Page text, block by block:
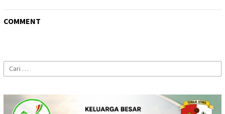
COMMENT
Cari
untuk: